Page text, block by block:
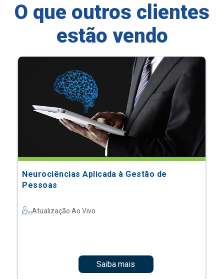
O que outros clientes
estão vendo
Neurociências Aplicada à Gestão de
Pessoas
Atualização Ao Vivo
Saiba mais